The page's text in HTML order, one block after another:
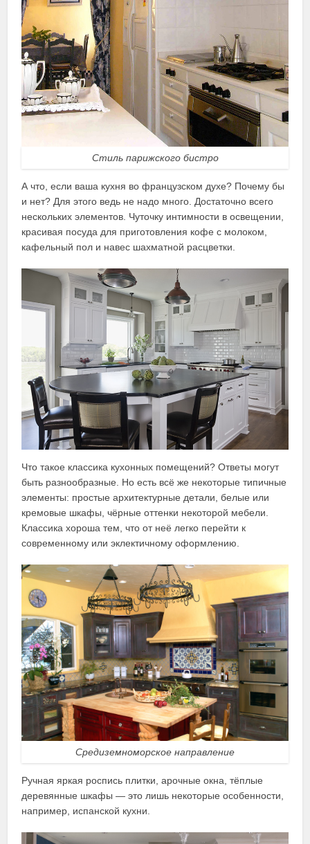
Стиль парижского бистро
А что, если ваша кухня во французском духе? Почему бы
и нет? Для этого ведь не надо много. Достаточно всего
нескольких элементов. Чуточку интимности в освещении,
красивая посуда для приготовления кофе с молоком,
кафельный пол и навес шахматной расцветки.
Что такое классика кухонных помещений? Ответы могут
быть разнообразные. Но есть всё же некоторые типичные
элементы: простые архитектурные детали, белые или
кремовые шкафы, чёрные оттенки некоторой мебели.
Классика хороша тем, что от неё легко перейти к
современному или эклектичному оформлению.
Средиземноморское направление
Ручная яркая роспись плитки, арочные окна, тёплые
деревянные шкафы — это лишь некоторые особенности,
например, испанской кухни.